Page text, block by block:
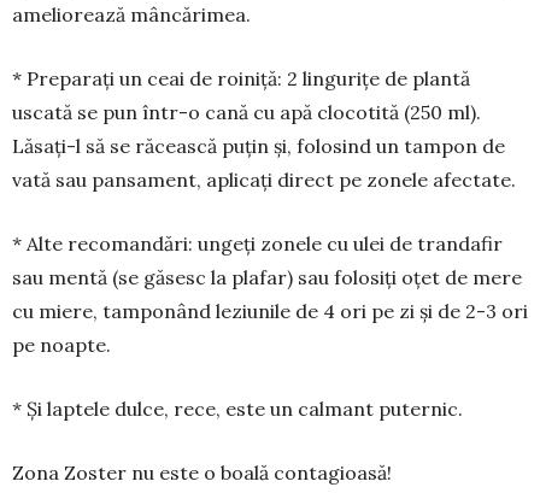
ameliorează mâncărimea.
* Preparați un ceai de roiniță: 2 lingurițe de plantă
uscată se pun într-o cană cu apă clocotită (250 ml).
Lăsați-l să se răcească puțin și, folosind un tampon de
vată sau pansament, aplicați direct pe zonele afectate.
* Alte recomandări: ungeți zonele cu ulei de trandafir
sau mentă (se găsesc la plafar) sau fo­losiți oțet de mere
cu miere, tamponând leziunile de 4 ori pe zi și de 2-3 ori
pe noapte.
* Și laptele dulce, rece, este un calmant puternic.
Zona Zoster nu este o boală contagioasă!